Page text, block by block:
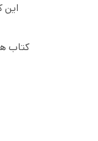
این
کتاب